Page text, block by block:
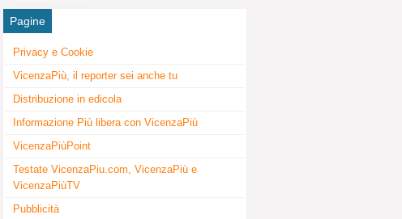
Pagine
Privacy e Cookie
VicenzaPiù, il reporter sei anche tu
Distribuzione in edicola
Informazione Più libera con VicenzaPiù
VicenzaPiùPoint
Testate VicenzaPiu.com, VicenzaPiù e
VicenzaPiùTV
Pubblicità